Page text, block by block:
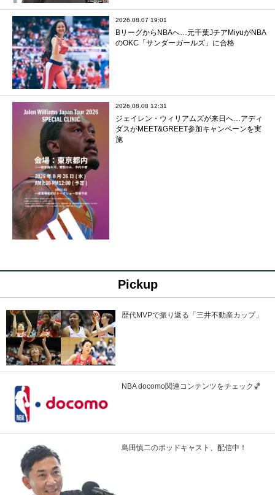
2026.08.07 19:01
BリーグからNBAへ…元千葉JチアMiyuがNBA
のOKC「サンダーガールズ」に合格
2026.08.08 12:31
ジェイレン・ウィリアムズが来日へ…アディ
ダスがMEET&GREET参加キャンペーンを実
施
Pickup
歴代MVPで振り返る「三井不動産カップ」
NBA docomo関連コンテンツをチェック🏀
島田慎二のポッドキャスト、配信中！